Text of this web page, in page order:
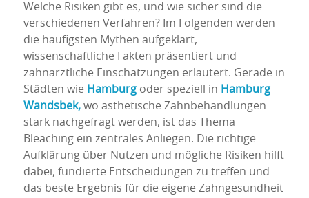
Welche Risiken gibt es, und wie sicher sind die
verschiedenen Verfahren? Im Folgenden werden
die häufigsten Mythen aufgeklärt,
wissenschaftliche Fakten präsentiert und
zahnärztliche Einschätzungen erläutert. Gerade in
Städten wie Hamburgoder speziell in Hamburg
Wandsbek,wo ästhetische Zahnbehandlungen
stark nachgefragt werden, ist das Thema
Bleaching ein zentrales Anliegen. Die richtige
Aufklärung über Nutzen und mögliche Risiken hilft
dabei, fundierte Entscheidungen zu treffen und
das beste Ergebnis für die eigene Zahngesundheit